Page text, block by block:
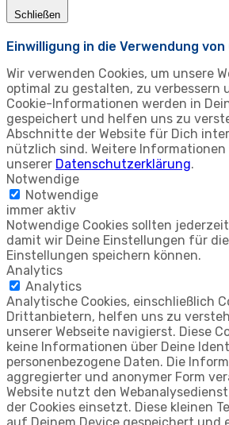
Schließen
Einwilligung in die Verwendung von
Wir verwenden Cookies, um unsere
optimal zu gestalten, zu verbessern
Cookie-Informationen werden in
gespeichert und helfen uns zu
Abschnitte der Website für Dich
nützlich sind. Weitere Informationen
unserer Datenschutzerklärung.
Notwendige
Notwendige
immer aktiv
Notwendige Cookies sollten
damit wir Deine Einstellungen für
Einstellungen speichern können.
Analytics
Analytics
Analytische Cookies, einschließlich
Drittanbietern, helfen uns zu
unserer Webseite navigierst. Diese
keine Informationen über Deine
personenbezogene Daten. Die
aggregierter und anonymer Form
Website nutzt den
der Cookies einsetzt. Diese kleinen